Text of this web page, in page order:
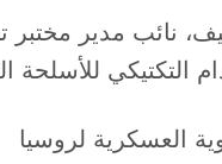
مدير مختبر
التكتيكي للأسلحة
العسكرية لروسيا